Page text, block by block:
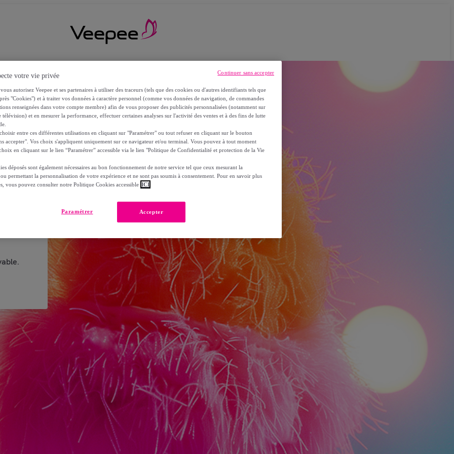
votre vie privée
autorisez Veepee et ses partenaires à utiliser des traceurs (tels que des cookies ou d'autres identifiants tels que
"Cookies") et à traiter vos données à caractère personnel (comme vos données de navigation, de commandes
renseignées dans votre compte membre) afin de vous proposer des publicités personnalisées (notamment sur
télévision) et en mesurer la performance, effectuer certaines analyses sur l'activité des ventes et à des fins de lutte
entre ces différentes utilisations en cliquant sur "Paramétrer" ou tout refuser en cliquant sur le bouton
accepter". Vos choix s'appliquent uniquement sur ce navigateur et/ou terminal. Vous pouvez à tout moment
en cliquant sur le lien “Paramétrer” accessible via le lien "Politique de Confidentialité et protection de la Vie
déposés sont également nécessaires au bon fonctionnement de notre service tel que ceux mesurant la
permettant la personnalisation de votre expérience et ne sont pas soumis à consentement. Pour en savoir plus
vous pouvez consulter notre Politique Cookies accessible ICI
Accepter
Paramétrer
Continuer sans accepter